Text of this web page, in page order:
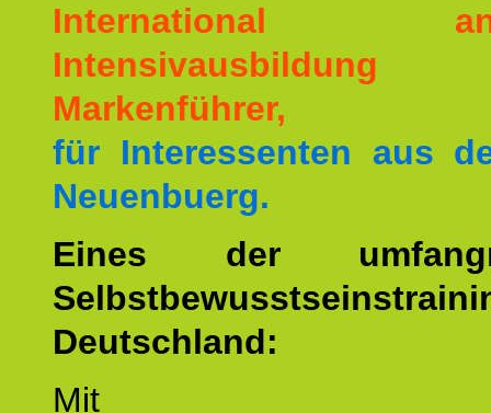
International
Markenführer,
für Interessenten aus
Neuenbuerg.
Eines der
Deutschland:
Mit